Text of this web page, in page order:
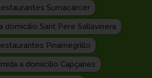
Sumacàrcer
domicilio Sant Pere Sallavinera
Pinarnegrillo
a domicilio Capçanes